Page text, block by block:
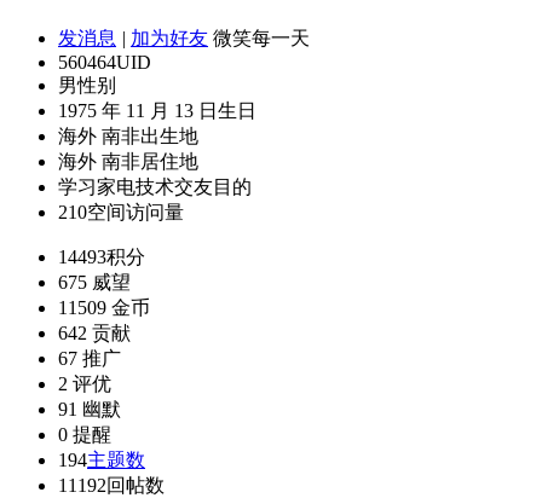
发消息 | 加为好友 微笑每一天
560464UID
男性别
1975 年 11 月 13 日 生日
海外 南非出生地
海外 南非居住地
学习家电技术交友目的
210空间访问量
14493积分
675 威望
11509 金币
642 贡献
67 推广
2 评优
91 幽默
0 提醒
194主题数
11192回帖数